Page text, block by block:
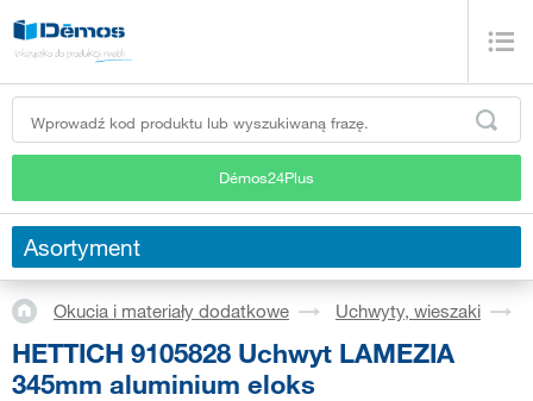
Démos24Plus
Asortyment
Okucia i materiały dodatkowe Uchwyty, wieszaki
HETTICH 9105828 Uchwyt LAMEZIA
345mm aluminium eloks